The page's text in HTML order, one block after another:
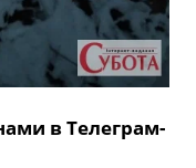
в Телеграм-